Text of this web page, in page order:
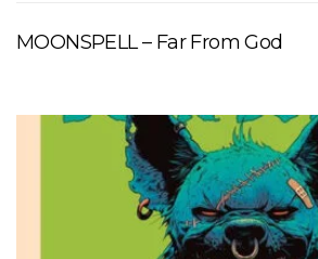
MOONSPELL – Far From God